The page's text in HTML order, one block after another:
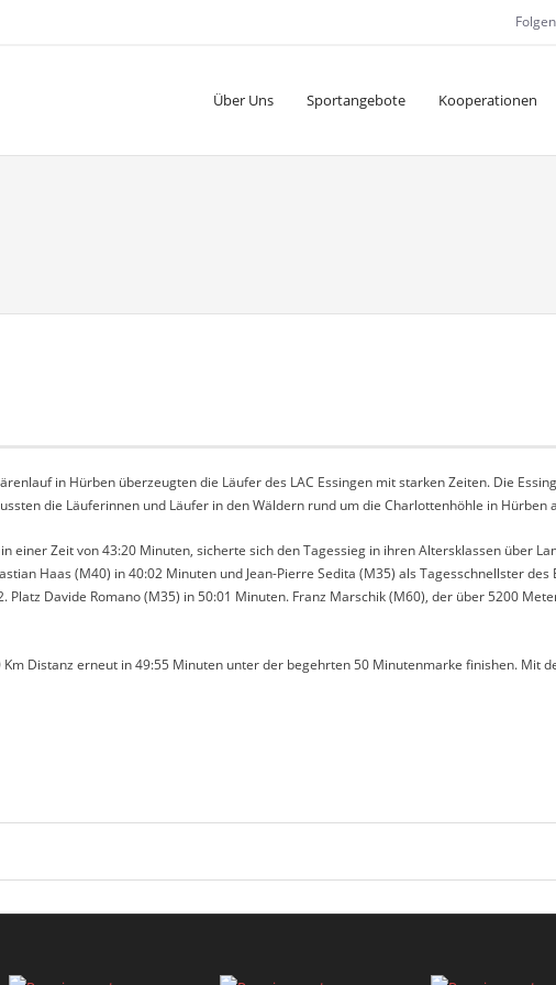
Über Uns Sportangebote Kooperationen
in Hürben überzeugten die Läufer des LAC Essingen mit starken Zeiten. Die
die Läuferinnen und Läufer in den Wäldern rund um die Charlottenhöhle in Hürben
einer Zeit von 43:20 Minuten, sicherte sich den Tagessieg in ihren Altersklassen über
Haas (M40) in 40:02 Minuten und Jean-Pierre Sedita (M35) als Tagesschnellster
Platz Davide Romano (M35) in 50:01 Minuten. Franz Marschik (M60), der über 5200
Distanz erneut in 49:55 Minuten unter der begehrten 50 Minutenmarke finishen. Mit